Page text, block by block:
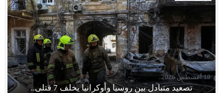
تصعيد متبادل بين روسيا وأوكرانيا يخلف 7 قتلى..
10 أغسطس 2026